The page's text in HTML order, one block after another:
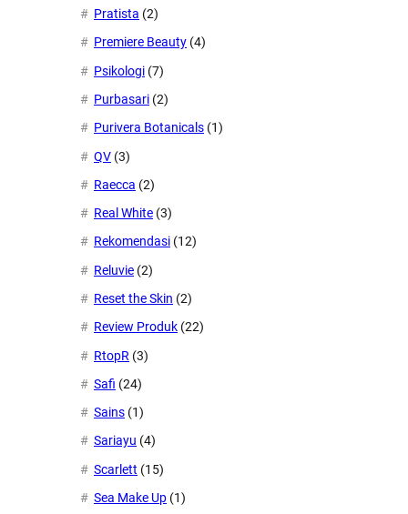
Pratista (2)
Premiere Beauty (4)
Psikologi (7)
Purbasari (2)
Purivera Botanicals (1)
QV (3)
Raecca (2)
Real White (3)
Rekomendasi (12)
Reluvie (2)
Reset the Skin (2)
Review Produk (22)
RtopR (3)
Safi (24)
Sains (1)
Sariayu (4)
Scarlett (15)
Sea Make Up (1)